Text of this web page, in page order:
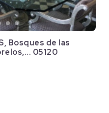
Bosques de las
05120